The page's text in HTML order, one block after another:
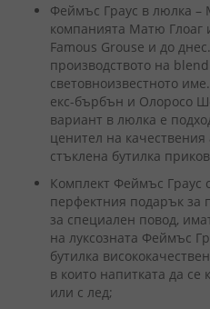
Феймъс Граус в люлка –
компанията Матю Глоаг
Famous Grouse и до
производството на
световноизвестното
екс-бърбън и Олоросо
вариант в люлка е
ценител на качествения
стъклена бутилка
Комплект Феймъс Граус
перфектния подарък за
за специален повод,
на луксозната Феймъс
бутилка
в които напитката да се
или с лед;